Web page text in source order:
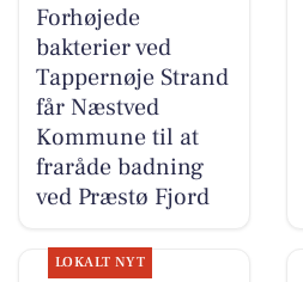
Forhøjede
bakterier ved
Tappernøje Strand
får Næstved
Kommune til at
fraråde badning
ved Præstø Fjord
LOKALT NYT